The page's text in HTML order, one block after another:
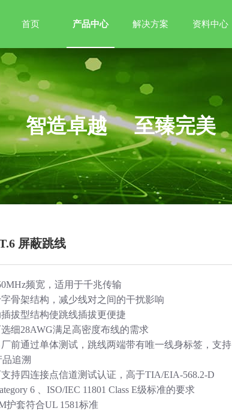
首页 产品中心 解决方案 资料中心
智造卓越 至臻完美
屏蔽跳线
频宽，适用于千兆传输
字骨架结构，减少线对之间的干扰影响
插拔型结构使跳线插拔更便捷
选细28AWG满足高密度布线的需求
厂前通过单体测试，跳线两端带有唯一线身标签，支持
追溯
支持四连接点信道测试认证，高于TIA/EIA-568.2-D
6 、ISO/IEC 11801 Class E级标准的要求
护套符合UL 1581标准